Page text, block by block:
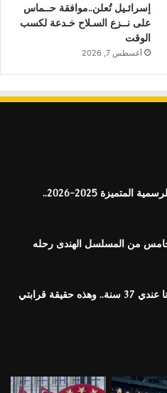
إسرائـيل تُعلن..موافقة حــماس
على نــزع السـلاح خـدعة لكسب
الوقت
أغسطس 7, 2026
مصروفات المدارس التجريبية والرسمية المتميزة 2025-2026..
من المسلسل الهندى رحله
مريم سعيد صالح: دخلت الفن وأنا عندي 37 سنة.. وهذه حقيقة قرابتي